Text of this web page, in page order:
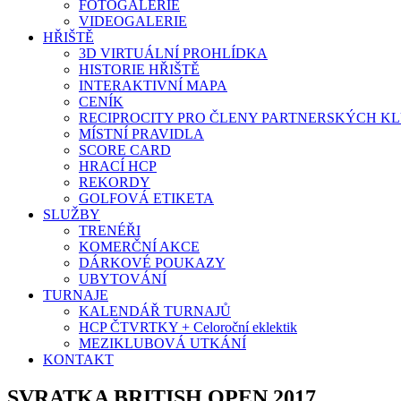
FOTOGALERIE
VIDEOGALERIE
HŘIŠTĚ
3D VIRTUÁLNÍ PROHLÍDKA
HISTORIE HŘIŠTĚ
INTERAKTIVNÍ MAPA
CENÍK
RECIPROCITY PRO ČLENY PARTNERSKÝCH
MÍSTNÍ PRAVIDLA
SCORE CARD
HRACÍ HCP
REKORDY
GOLFOVÁ ETIKETA
SLUŽBY
TRENÉŘI
KOMERČNÍ AKCE
DÁRKOVÉ POUKAZY
UBYTOVÁNÍ
TURNAJE
KALENDÁŘ TURNAJŮ
HCP ČTVRTKY + Celoroční eklektik
MEZIKLUBOVÁ UTKÁNÍ
KONTAKT